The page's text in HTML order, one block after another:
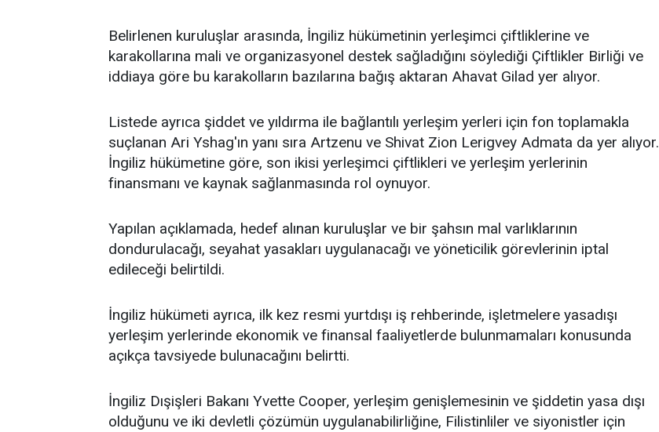
Belirlenen kuruluşlar arasında, İngiliz hükümetinin yerleşimci çiftliklerine ve
karakollarına mali ve organizasyonel destek sağladığını söylediği Çiftlikler Birliği ve
iddiaya göre bu karakolların bazılarına bağış aktaran Ahavat Gilad yer alıyor.
Listede ayrıca şiddet ve yıldırma ile bağlantılı yerleşim yerleri için fon toplamakla
suçlanan Ari Yshag'ın yanı sıra Artzenu ve Shivat Zion Lerigvey Admata da yer alıyor.
İngiliz hükümetine göre, son ikisi yerleşimci çiftlikleri ve yerleşim yerlerinin
finansmanı ve kaynak sağlanmasında rol oynuyor.
Yapılan açıklamada, hedef alınan kuruluşlar ve bir şahsın mal varlıklarının
dondurulacağı, seyahat yasakları uygulanacağı ve yöneticilik görevlerinin iptal
edileceği belirtildi.
İngiliz hükümeti ayrıca, ilk kez resmi yurtdışı iş rehberinde, işletmelere yasadışı
yerleşim yerlerinde ekonomik ve finansal faaliyetlerde bulunmamaları konusunda
açıkça tavsiyede bulunacağını belirtti.
İngiliz Dışişleri Bakanı Yvette Cooper, yerleşim genişlemesinin ve şiddetin yasa dışı
olduğunu ve iki devletli çözümün uygulanabilirliğine, Filistinliler ve siyonistler için